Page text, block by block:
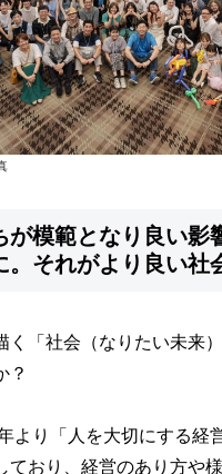
が模範となり良い影
。それがより良い社
「社会（なりたい未来
？
より「人を大切にする経
ており、経営のあり方や